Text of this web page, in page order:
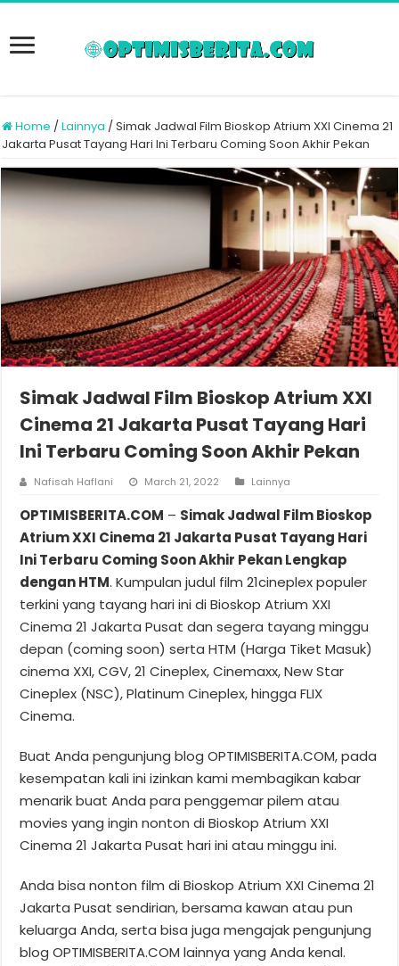
Home /Lainnya /Simak Jadwal Film Bioskop Atrium XXI Cinema 21
Jakarta Pusat Tayang Hari Ini Terbaru Coming Soon Akhir Pekan
Simak Jadwal Film Bioskop Atrium XXI
Cinema 21 Jakarta Pusat Tayang Hari
Ini Terbaru Coming Soon Akhir Pekan
Nafisah Haflani March 21, 2022 Lainnya
OPTIMISBERITA.COM – Simak Jadwal Film Bioskop
Atrium XXI Cinema 21 Jakarta Pusat Tayang Hari
Ini Terbaru Coming Soon Akhir Pekan Lengkap
dengan HTM. Kumpulan judul film 21cineplex populer
terkini yang tayang hari ini di Bioskop Atrium XXI
Cinema 21 Jakarta Pusat dan segera tayang minggu
depan (coming soon) serta HTM (Harga Tiket Masuk)
cinema XXI, CGV, 21 Cineplex, Cinemaxx, New Star
Cineplex (NSC), Platinum Cineplex, hingga FLIX
Cinema.
Buat Anda pengunjung blog OPTIMISBERITA.COM, pada
kesempatan kali ini izinkan kami membagikan kabar
menarik buat Anda para penggemar pilem atau
movies yang ingin nonton di Bioskop Atrium XXI
Cinema 21 Jakarta Pusat hari ini atau minggu ini.
Anda bisa nonton film di Bioskop Atrium XXI Cinema 21
Jakarta Pusat sendirian, bersama kawan atau pun
keluarga Anda, serta bisa juga mengajak pengunjung
blog OPTIMISBERITA.COM lainnya yang Anda kenal.